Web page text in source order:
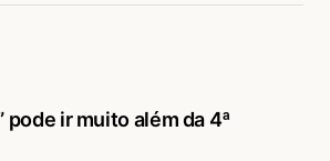
pode ir muito além da 4ª